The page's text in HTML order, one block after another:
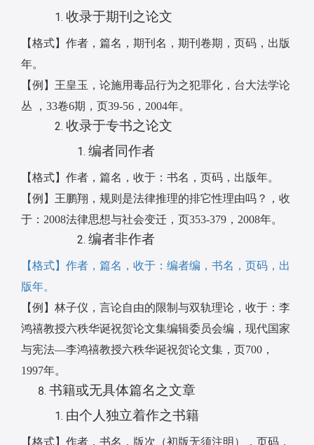
收录于期刊之论文
【格式】作者，篇名，期刊名，期刊卷期，页码，出版
年。
【例】王皇玉，论施用毒品行为之犯罪化，台大法学论
丛
， 33卷6期，页39-56 ， 2004年。
收录于专书之论文
编者同作者
【格式】作者，篇名，收于：书名，页码，出版年。
【例】王鹏翔，规则是法律推理的排它性理由吗？，收
于： 2008法律思想与社会变迁，页353-379 ， 2008年。
编者非作者
【格式】作者，篇名，收于：编者编，书名，页码，出
版年。
【例】林子仪，言论自由的限制与双轨理论，收于：李
鸿禧教授六秩华诞祝贺论文集编辑委员会编，现代国家
与宪法—李鸿禧教授六秩华诞祝贺论文集，页700 ，
1997年。
书籍或无具体篇名之文章
由个人独立着作之书籍
【格式】作者，书名，版次（初版无须注明），页码，